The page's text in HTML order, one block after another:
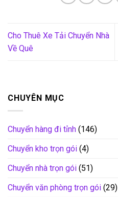
Cho Thuê Xe Tải Chuyển Nhà
Về Quê
CHUYÊN MỤC
Chuyển hàng đi tỉnh (146)
Chuyển kho trọn gói (4)
Chuyển nhà trọn gói (51)
Chuyển văn phòng trọn gói (29)